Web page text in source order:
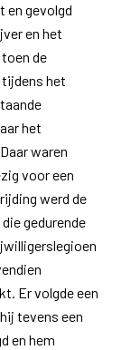
en gevolgd
en het
de
het
het
waren
voor een
werd de
gedurende
Er volgde een
tevens een
en hem